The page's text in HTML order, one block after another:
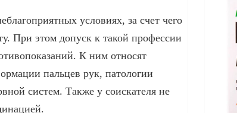
условиях, за счет чего
При этом допуск к такой профессии
К ним относят
пальцев рук, патологии
систем. Также у соискателя не